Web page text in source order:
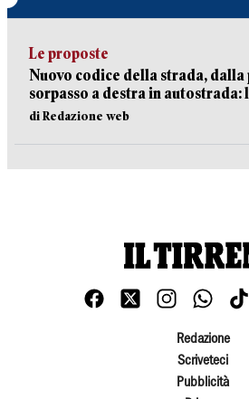
Le proposte
Nuovo codice della strada, dalla
sorpasso a destra in
di Redazione web
Redazione
Scriveteci
Pubblicità